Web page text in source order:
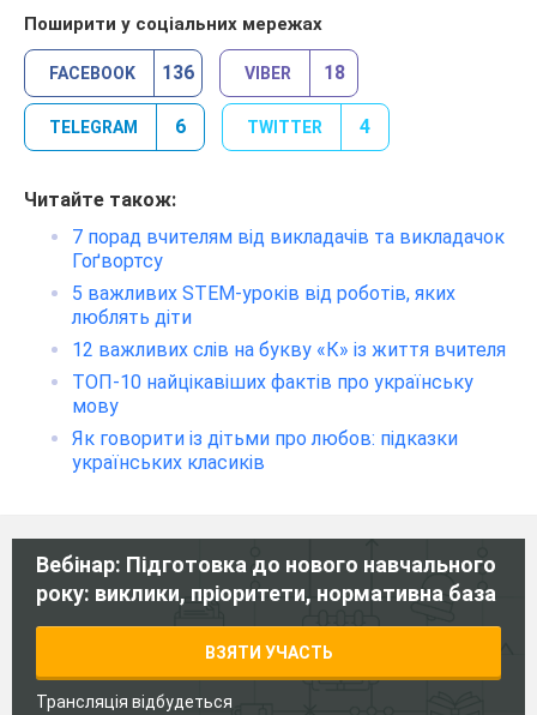
Поширити у соціальних мережах
FACEBOOK 136 VIBER 18
TELEGRAM 6 TWITTER 4
Читайте також:
7 порад вчителям від викладачів та викладачок
Гоґвортсу
5 важливих STEM-уроків від роботів, яких
люблять діти
12 важливих слів на букву «К» із життя вчителя
ТОП-10 найцікавіших фактів про українську
мову
Як говорити із дітьми про любов: підказки
українських класиків
Вебінар: Підготовка до нового навчального
року: виклики, пріоритети, нормативна база
ВЗЯТИ УЧАСТЬ
Трансляція відбудеться